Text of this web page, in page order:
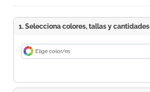
1. Selecciona colores, tallas y cantidades
Elige color/es